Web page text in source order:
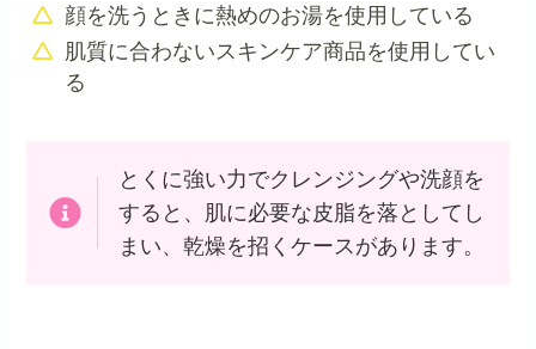
顔を洗うときに熱めのお湯を使用している
肌質に合わないスキンケア商品を使用してい
る
とくに強い力でクレンジングや洗顔を
すると、肌に必要な皮脂を落としてし
まい、乾燥を招くケースがあります。